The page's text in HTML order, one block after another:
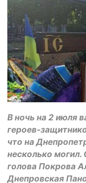
В ночь на 2 июля
героев-
что на
несколько
голова Покрова
Днепровская